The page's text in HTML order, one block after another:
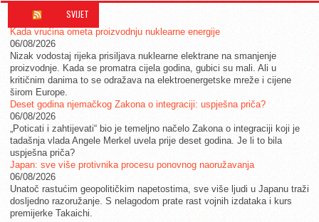
SVIJET
Kada vrućina ometa proizvodnju nuklearne energije
06/08/2026
Nizak vodostaj rijeka prisiljava nuklearne elektrane na smanjenje
proizvodnje. Kada se promatra cijela godina, gubici su mali. Ali u
kritičnim danima to se odražava na elektroenergetske mreže i cijene
širom Europe.
Deset godina njemačkog Zakona o integraciji: uspješna priča?
06/08/2026
„Poticati i zahtijevati“ bio je temeljno načelo Zakona o integraciji koji je
tadašnja vlada Angele Merkel uvela prije deset godina. Je li to bila
uspješna priča?
Japan: sve više protivnika procesu ponovnog naoružavanja
06/08/2026
Unatoč rastućim geopolitičkim napetostima, sve više ljudi u Japanu traži
dosljedno razoružanje. S nelagodom prate rast vojnih izdataka i kurs
premijerke Takaichi.